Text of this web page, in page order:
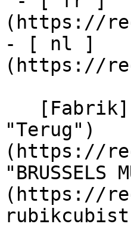
(https://
- [ nl ]
(https://
"Terug")
(https://
(https://
rubikcubist